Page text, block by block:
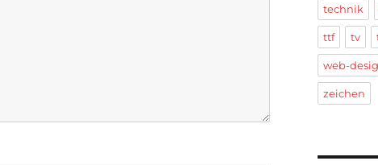
technik
ttf tv
web-
zeichen